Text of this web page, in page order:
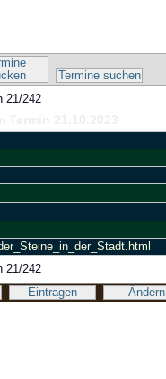
Termine suchen
21/242
21/242
Eintragen Ändern